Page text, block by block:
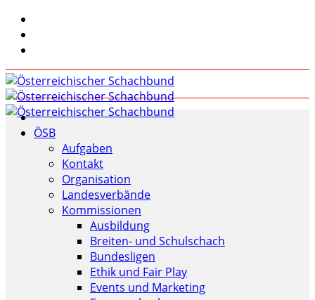
ÖSB
Aufgaben
Kontakt
Organisation
Landesverbände
Kommissionen
Ausbildung
Breiten- und Schulschach
Bundesligen
Ethik und Fair Play
Events und Marketing